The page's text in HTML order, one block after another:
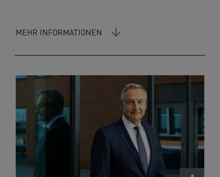
MEHR INFORMATIONEN